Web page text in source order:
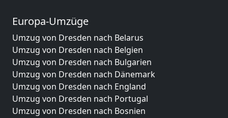
Europa-Umzüge
Umzug von Dresden nach Belarus
Umzug von Dresden nach Belgien
Umzug von Dresden nach Bulgarien
Umzug von Dresden nach Dänemark
Umzug von Dresden nach England
Umzug von Dresden nach Portugal
Umzug von Dresden nach Bosnien